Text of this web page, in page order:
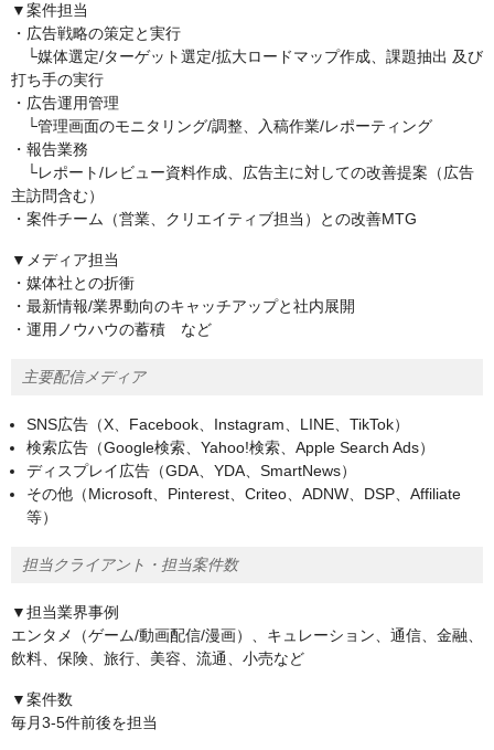
▼案件担当
・広告戦略の策定と実行
└媒体選定/ターゲット選定/拡大ロードマップ作成、課題抽出 及び
打ち手の実行
・広告運用管理
└管理画面のモニタリング/調整、入稿作業/レポーティング
・報告業務
└レポート/レビュー資料作成、広告主に対しての改善提案（広告
主訪問含む）
・案件チーム（営業、クリエイティブ担当）との改善MTG
▼メディア担当
・媒体社との折衝
・最新情報/業界動向のキャッチアップと社内展開
・運用ノウハウの蓄積 など
主要配信メディア
SNS広告（X、Facebook、Instagram、LINE、TikTok）
検索広告（Google検索、Yahoo!検索、Apple Search Ads）
ディスプレイ広告（GDA、YDA、SmartNews）
その他（Microsoft、Pinterest、Criteo、ADNW、DSP、Affiliate
等）
担当クライアント・担当案件数
▼担当業界事例
エンタメ（ゲーム/動画配信/漫画）、キュレーション、通信、金融、
飲料、保険、旅行、美容、流通、小売など
▼案件数
毎月3-5件前後を担当